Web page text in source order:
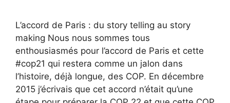
L’accord de Paris : du story telling au story
making Nous nous sommes tous
enthousiasmés pour l’accord de Paris et cette
#cop21 qui restera comme un jalon dans
l’histoire, déjà longue, des COP. En décembre
2015 j’écrivais que cet accord n’était qu’une